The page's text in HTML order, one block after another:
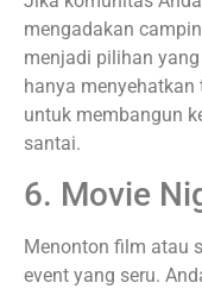
mengadakan
menjadi pilihan
hanya
untuk membangun
santai.
6. Movie
Menonton film atau
event yang seru.